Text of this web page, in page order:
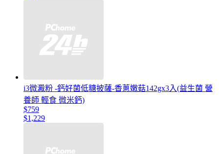
i3微澱粉 -鈣好菌低糖披薩-香蔥嫩菇142gx3入(益生菌 營
養師 輕食 微米鈣)
$759
$1,229